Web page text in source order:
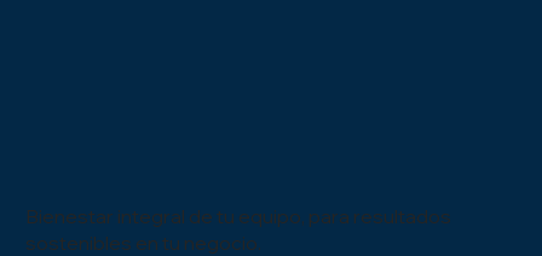
Bienestar integral de tu equipo, para resultados
sostenibles en tu negocio.